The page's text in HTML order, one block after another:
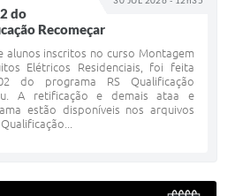
do
Recomeçar
alunos inscritos no curso Montagem
Elétricos Residenciais, foi feita
do programa RS Qualificação
A retificação e demais ataa e
estão disponíveis nos arquivos